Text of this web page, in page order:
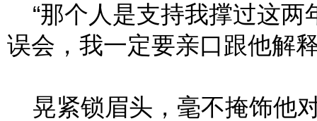
“那个人是支持我撑过这两
误会，我一定要亲口跟他解
晃紧锁眉头，毫不掩饰他